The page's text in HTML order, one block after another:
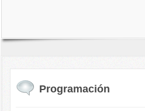
Programación